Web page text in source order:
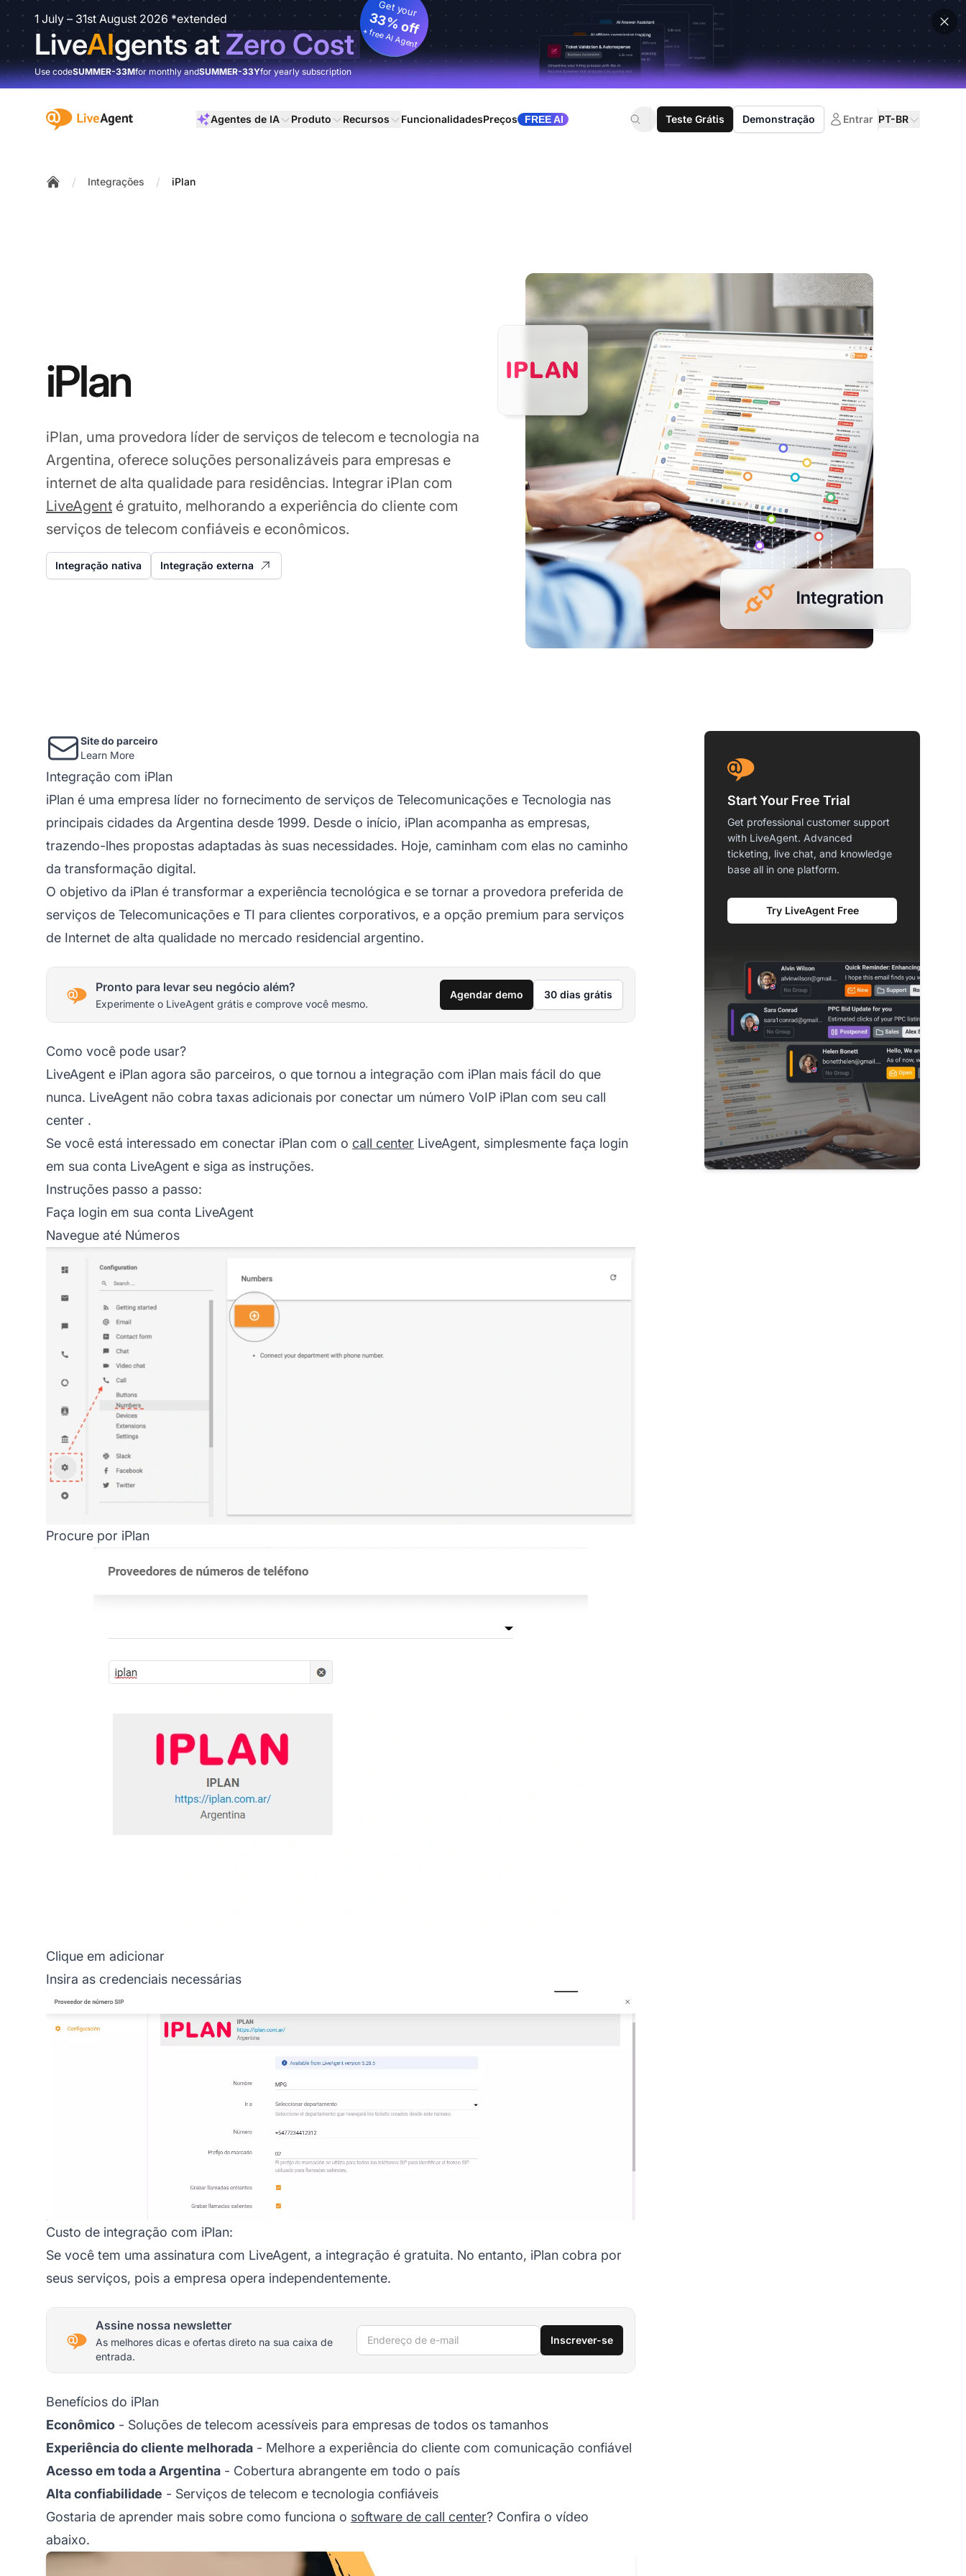
1 July – 31st August 2026 *extended
LiveAIgents atZero Cost
Get your
33% off
+ free AI Agent
Use codeSUMMER-33Mfor monthly andSUMMER-33Yfor yearly subscription
:site.title Agentes de IA Produto Recursos FuncionalidadesPreços FREE AI Teste Grátis Demonstração Entrar PT-BR
/ Integrações / iPlan
iPlan
iPlan, uma provedora líder de serviços de telecom e tecnologia na
Argentina, oferece soluções personalizáveis para empresas e
internet de alta qualidade para residências. Integrar iPlan com
LiveAgent é gratuito, melhorando a experiência do cliente com
serviços de telecom confiáveis e econômicos.
Integração nativa Integração externa
Site do parceiro
Learn More
Integração com iPlan
iPlan é uma empresa líder no fornecimento de serviços de Telecomunicações e Tecnologia nas
principais cidades da Argentina desde 1999. Desde o início, iPlan acompanha as empresas,
trazendo-lhes propostas adaptadas às suas necessidades. Hoje, caminham com elas no caminho
da transformação digital.
O objetivo da iPlan é transformar a experiência tecnológica e se tornar a provedora preferida de
serviços de Telecomunicações e TI para clientes corporativos, e a opção premium para serviços
de Internet de alta qualidade no mercado residencial argentino.
Pronto para levar seu negócio além?
Experimente o LiveAgent grátis e comprove você mesmo.
Agendar demo 30 dias grátis
Como você pode usar?
LiveAgent e iPlan agora são parceiros, o que tornou a integração com iPlan mais fácil do que
nunca. LiveAgent não cobra taxas adicionais por conectar um número VoIP iPlan com seu call
center .
Se você está interessado em conectar iPlan com o call center LiveAgent, simplesmente faça login
em sua conta LiveAgent e siga as instruções.
Instruções passo a passo:
Faça login em sua conta LiveAgent
Navegue até Números
Procure por iPlan
Clique em adicionar
Insira as credenciais necessárias
Custo de integração com iPlan:
Se você tem uma assinatura com LiveAgent, a integração é gratuita. No entanto, iPlan cobra por
seus serviços, pois a empresa opera independentemente.
Assine nossa newsletter
As melhores dicas e ofertas direto na sua caixa de
entrada.
Endereço de e-mail Inscrever-se
Benefícios do iPlan
Econômico - Soluções de telecom acessíveis para empresas de todos os tamanhos
Experiência do cliente melhorada - Melhore a experiência do cliente com comunicação confiável
Acesso em toda a Argentina - Cobertura abrangente em todo o país
Alta confiabilidade - Serviços de telecom e tecnologia confiáveis
Gostaria de aprender mais sobre como funciona o software de call center? Confira o vídeo
abaixo.
Start Your Free Trial
Get professional customer support
with LiveAgent. Advanced
ticketing, live chat, and knowledge
base all in one platform.
Try LiveAgent Free